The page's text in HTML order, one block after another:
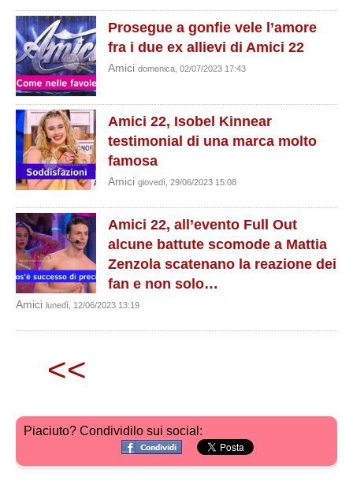
Prosegue a gonfie vele l’amore
fra i due ex allievi di Amici 22
Amici domenica, 02/07/2023 17:43
Amici 22, Isobel Kinnear
testimonial di una marca molto
famosa
Amici giovedì, 29/06/2023 15:08
Amici 22, all’evento Full Out
alcune battute scomode a Mattia
Zenzola scatenano la reazione dei
fan e non solo…
Amici lunedì, 12/06/2023 13:19
<<
Piaciuto? Condividilo sui social: